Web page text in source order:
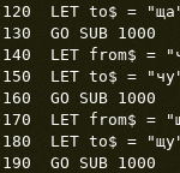
120 LET to$ =
130 GO SUB 1000
140 LET from$ =
150 LET to$ =
160 GO SUB 1000
170 LET from$ =
180 LET to$ =
190 GO SUB 1000